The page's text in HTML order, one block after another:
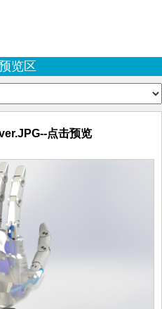
览区
点击预览